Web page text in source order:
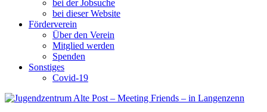
bei der Jobsuche
bei dieser Website
Förderverein
Über den Verein
Mitglied werden
Spenden
Sonstiges
Covid-19